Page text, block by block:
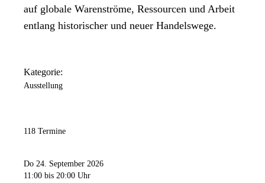
auf globale Warenströme, Ressourcen und Arbeit
entlang historischer und neuer Handelswege.
Kategorie:
Ausstellung
118 Termine
Do 24. September 2026
11:00 bis 20:00 Uhr